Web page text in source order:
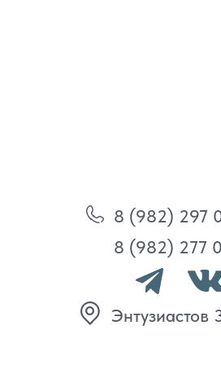
конфиденциальности